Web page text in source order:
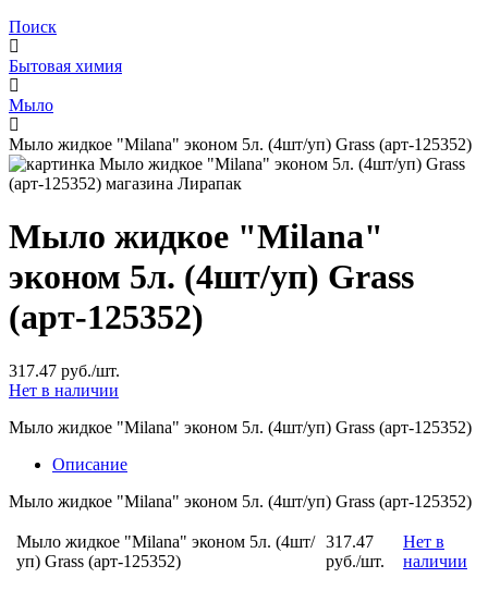
Поиск
Бытовая химия
Мыло
Мыло жидкое "Milana" эконом 5л. (4шт/уп) Grass (арт-125352)
Мыло жидкое "Milana"
эконом 5л. (4шт/уп) Grass
(арт-125352)
317.47 руб./шт.
Нет в наличии
Мыло жидкое "Milana" эконом 5л. (4шт/уп) Grass (арт-125352)
Описание
Мыло жидкое "Milana" эконом 5л. (4шт/уп) Grass (арт-125352)
Мыло жидкое "Milana" эконом 5л. (4шт/
уп) Grass (арт-125352)
317.47
руб./шт.
Нет в
наличии